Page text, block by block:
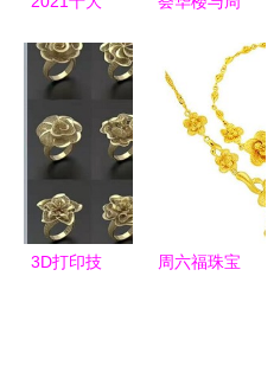
TOP排行榜
选购指南
首饰零售品
牌深度对比
解析
3D打印技
周六福珠宝